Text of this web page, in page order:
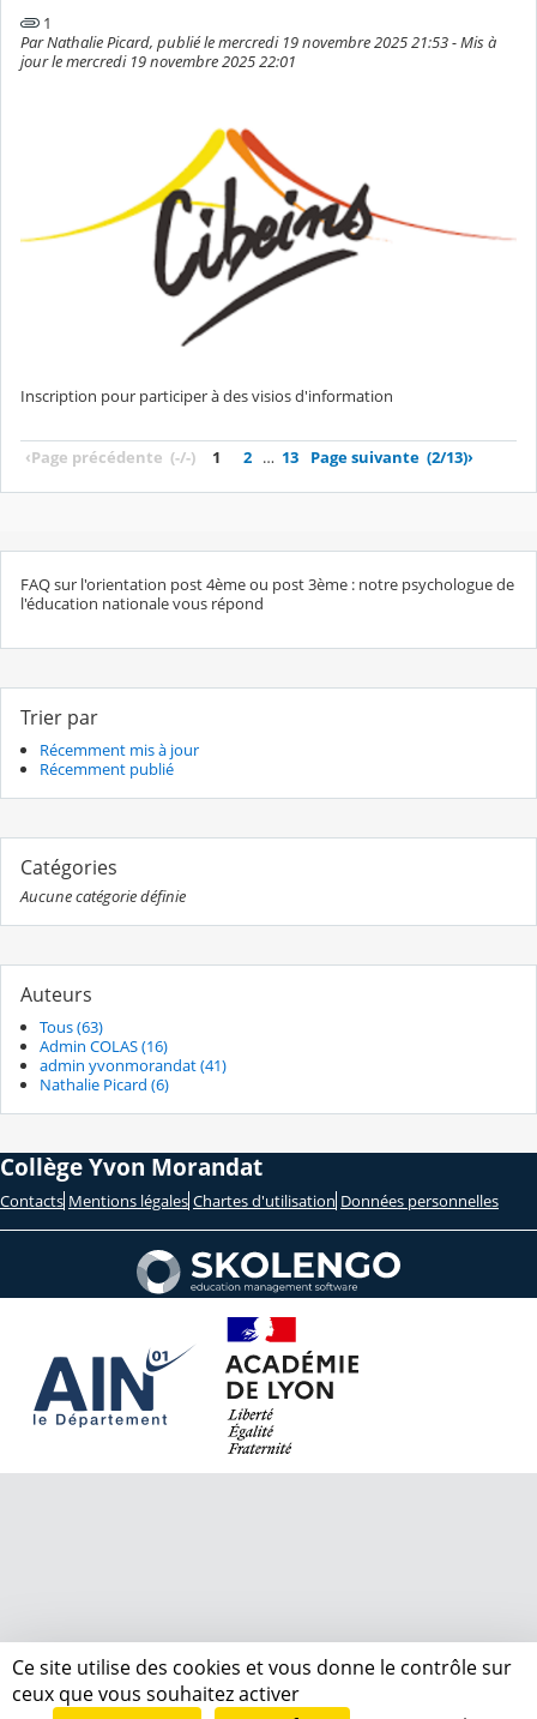
1
Par Nathalie Picard, publié le mercredi 19 novembre 2025 21:53 - Mis à
jour le mercredi 19 novembre 2025 22:01
Inscription pour participer à des visios d'information
‹Page précédente (-/-) 1 2 … 13 Page suivante (2/13)›
FAQ sur l'orientation post 4ème ou post 3ème : notre psychologue de
l'éducation nationale vous répond
Trier par
Récemment mis à jour
Récemment publié
Catégories
Aucune catégorie définie
Auteurs
Tous (63)
Admin COLAS (16)
admin yvonmorandat (41)
Nathalie Picard (6)
Collège Yvon Morandat
Contacts Mentions légales Chartes d'utilisation Données personnelles
Ce site utilise des cookies et vous donne le contrôle sur
ceux que vous souhaitez activer